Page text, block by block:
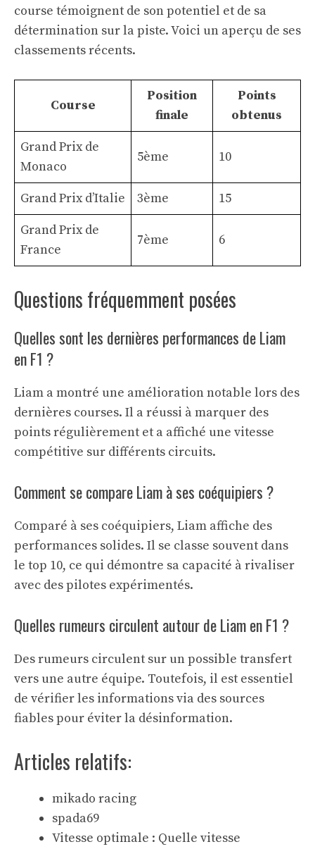
course témoignent de son potentiel et de sa
détermination sur la piste. Voici un aperçu de ses
classements récents.
Course
Position
finale
Points
obtenus
Grand Prix de
Monaco
5ème 10
Grand Prix d’Italie 3ème
15
Grand Prix de
France
7ème 6
Questions fréquemment posées
Quelles sont les dernières performances de Liam
en F1 ?
Liam a montré une amélioration notable lors des
dernières courses. Il a réussi à marquer des
points régulièrement et a affiché une vitesse
compétitive sur différents circuits.
Comment se compare Liam à ses coéquipiers ?
Comparé à ses coéquipiers, Liam affiche des
performances solides. Il se classe souvent dans
le top 10, ce qui démontre sa capacité à rivaliser
avec des pilotes expérimentés.
Quelles rumeurs circulent autour de Liam en F1 ?
Des rumeurs circulent sur un possible transfert
vers une autre équipe. Toutefois, il est essentiel
de vérifier les informations via des sources
fiables pour éviter la désinformation.
Articles relatifs:
mikado racing
spada69
Vitesse optimale : Quelle vitesse